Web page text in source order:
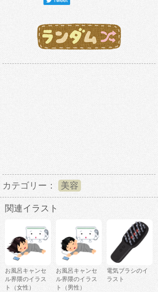
カテゴリー： 美容
関連イラスト
お風呂キャンセ
ル界隈のイラス
ト（女性）
お風呂キャンセ
ル界隈のイラス
ト（男性）
電気ブラシのイ
ラスト